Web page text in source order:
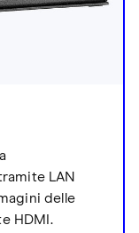
LAN
delle
HDMI.